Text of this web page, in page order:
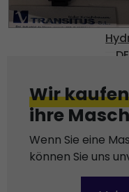
Wir kaufen
ihre
Wenn Sie eine
können Sie uns